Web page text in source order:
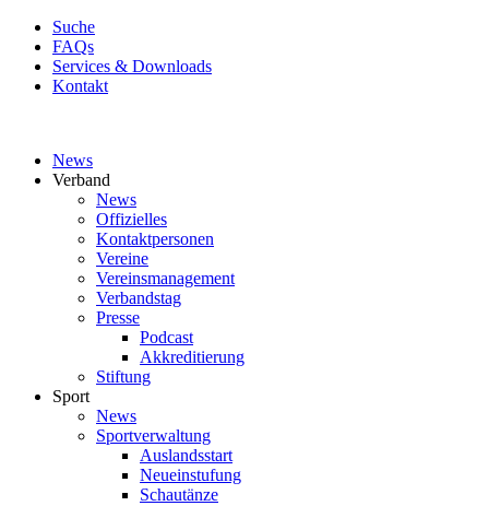
Suche
FAQs
Services & Downloads
Kontakt
News
Verband
News
Offizielles
Kontaktpersonen
Vereine
Vereinsmanagement
Verbandstag
Presse
Podcast
Akkreditierung
Stiftung
Sport
News
Sportverwaltung
Auslandsstart
Neueinstufung
Schautänze